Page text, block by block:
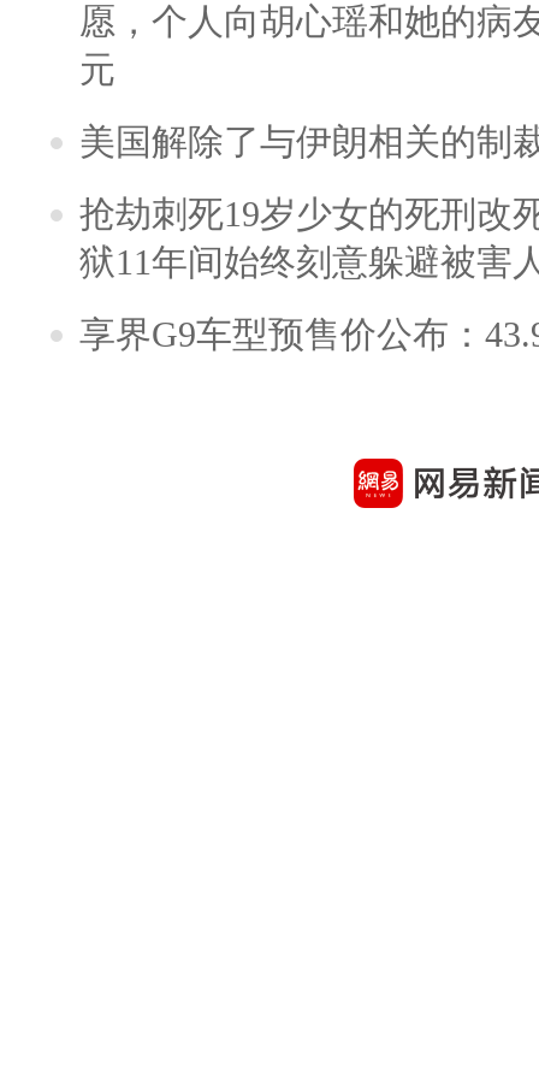
愿，个人向胡心瑶和她的病
元
美国解除了与伊朗相关的制
抢劫刺死19岁少女的死刑改
狱11年间始终刻意躲避被害
享界G9车型预售价公布：